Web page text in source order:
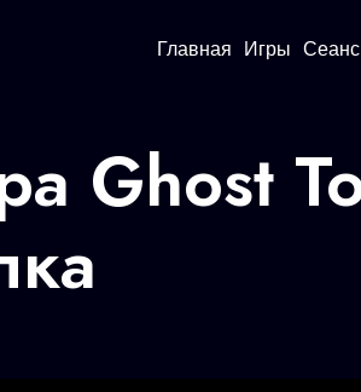
Главная Игры
Ghost